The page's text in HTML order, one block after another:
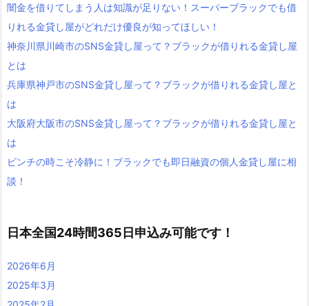
闇金を借りてしまう人は知識が足りない！スーパーブラックでも借
りれる金貸し屋がどれだけ優良が知ってほしい！
神奈川県川崎市のSNS金貸し屋って？ブラックが借りれる金貸し屋
とは
兵庫県神戸市のSNS金貸し屋って？ブラックが借りれる金貸し屋と
は
大阪府大阪市のSNS金貸し屋って？ブラックが借りれる金貸し屋と
は
ピンチの時こそ冷静に！ブラックでも即日融資の個人金貸し屋に相
談！
日本全国24時間365日申込み可能です！
2026年6月
2025年3月